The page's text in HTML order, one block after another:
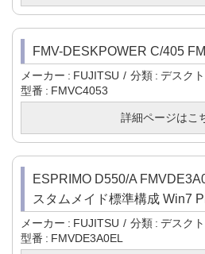
FMV-DESKPOWER C/405
メーカー FUJITSU 分類
デスク
型番
FMVC4053
詳細ページはこ
ESPRIMO D550/A
スタムメイド標準構成 Win7
メーカー FUJITSU 分類
デスク
型番
FMVDE3A0EL